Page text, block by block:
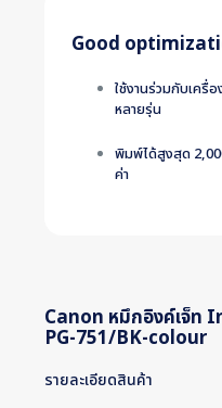
Good
ใช้งานร่วมกับเครื่
หลายรุ่น
พิมพ์ได้สูงสุด
ค่า
Canon หมึกอิงค์เจ็ท
PG-751/BK-colour
รายละเอียดสินค้า